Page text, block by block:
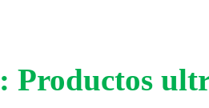
: Productos